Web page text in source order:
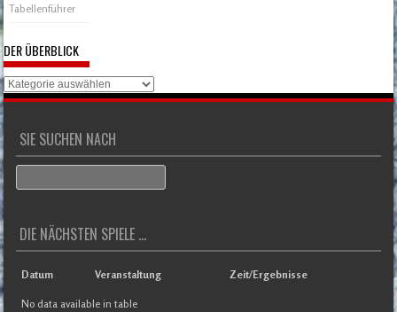
Tabellenführer
DER ÜBERBLICK
Der
Überblick
SIE SUCHEN NACH
DIE NÄCHSTEN SPIELE ...
Datum Veranstaltung Zeit/Ergebnisse
No data available in table